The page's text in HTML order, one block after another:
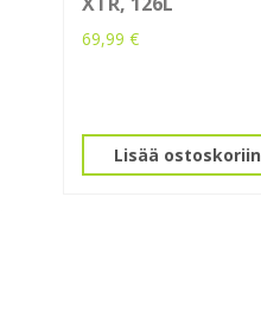
69,99 €
Lisää ostoskoriin